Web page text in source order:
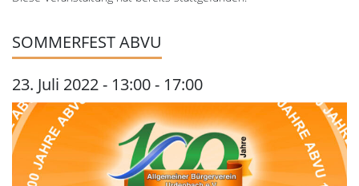
SOMMERFEST ABVU
23. Juli 2022 - 13:00- 17:00